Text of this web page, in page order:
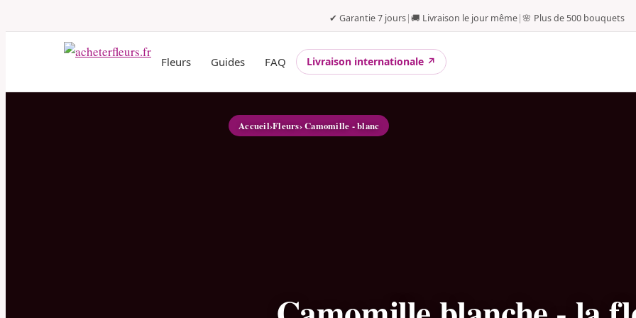
✔ Garantie 7 jours|🚚 Livraison le jour même|🌸 Plus de 500 bouquets
Fleurs Guides FAQ Livraison internationale ↗
Accueil›Fleurs› Camomille - blanc